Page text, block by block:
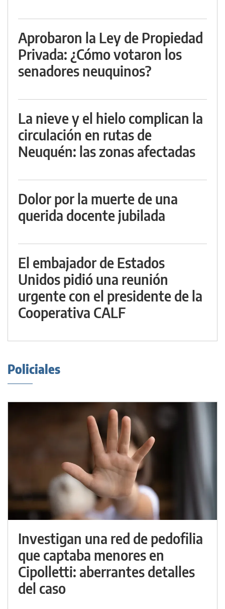
Aprobaron la Ley de Propiedad
Privada: ¿Cómo votaron los
senadores neuquinos?
La nieve y el hielo complican la
circulación en rutas de
Neuquén: las zonas afectadas
Dolor por la muerte de una
querida docente jubilada
El embajador de Estados
Unidos pidió una reunión
urgente con el presidente de la
Cooperativa CALF
Policiales
Investigan una red de pedofilia
que captaba menores en
Cipolletti: aberrantes detalles
del caso